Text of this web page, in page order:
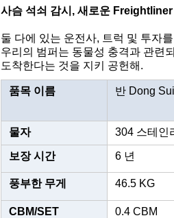
사슴 석쇠 감시, 새로운
둘 다에 있는 운전사, 트럭 및 투자
우리의 범퍼는 동물성 충격과 관련
도착한다는 것을 지키 공헌해.
품목 이름 반 Dong
물자 304 스테인
보장 시간 6 년
풍부한 무게 46.5 KG
CBM/SET 0.4 CBM